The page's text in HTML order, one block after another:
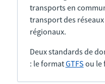
transports en
transport des
régionaux.
Deux standards de
: le formatGTFS ou le